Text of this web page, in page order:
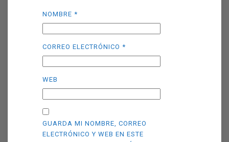
NOMBRE *
CORREO ELECTRÓNICO *
WEB
GUARDA MI NOMBRE, CORREO
ELECTRÓNICO Y WEB EN ESTE